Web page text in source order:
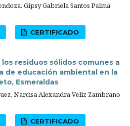
Gipsy Gabriela Santos Palma
CERTIFICADO
residuos sólidos comunes a
de educación ambiental en la
Esmeraldas
Narcisa Alexandra Veliz Zambrano
CERTIFICADO